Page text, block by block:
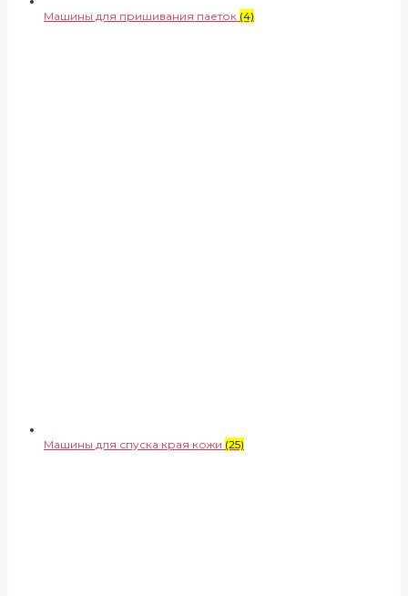
Машины для пришивания паеток (4)
Машины для спуска края кожи (25)